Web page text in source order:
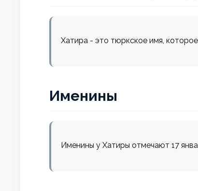
Хатира - это тюркское имя,
Именины
Именины у Хатиры отмечают 17